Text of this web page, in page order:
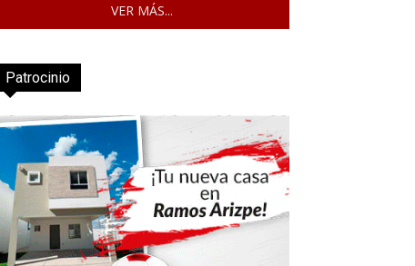
VER MÁS...
Patrocinio